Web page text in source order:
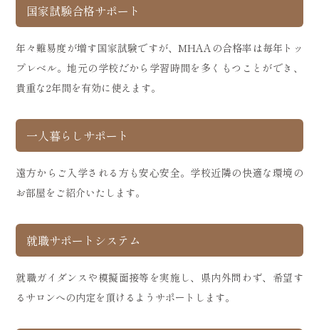
国家試験合格サポート
年々難易度が増す国家試験ですが、MHAAの合格率は毎年トッ
プレベル。地元の学校だから学習時間を多くもつことができ、
貴重な2年間を有効に使えます。
一人暮らしサポート
遠方からご入学される方も安心安全。学校近隣の快適な環境の
お部屋をご紹介いたします。
就職サポートシステム
就職ガイダンスや模擬面接等を実施し、県内外問わず、希望す
るサロンへの内定を頂けるようサポートします。